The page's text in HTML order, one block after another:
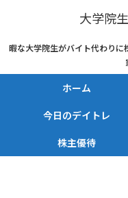
大学院
暇な大学院生がバイト代わり
ホーム
今日のデイトレ
株主優待